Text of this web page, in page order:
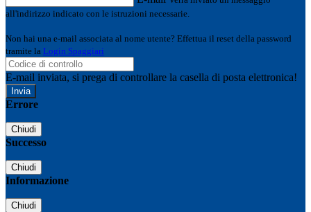
all'indirizzo indicato con le istruzioni necessarie.
Non hai una e-mail associata al nome utente? Effettua il reset della password
tramite la Login Spaggiari
E-mail inviata, si prega di controllare la casella di posta elettronica!
Errore
Chiudi
Successo
Chiudi
Informazione
Chiudi